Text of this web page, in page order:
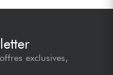
exclusives,